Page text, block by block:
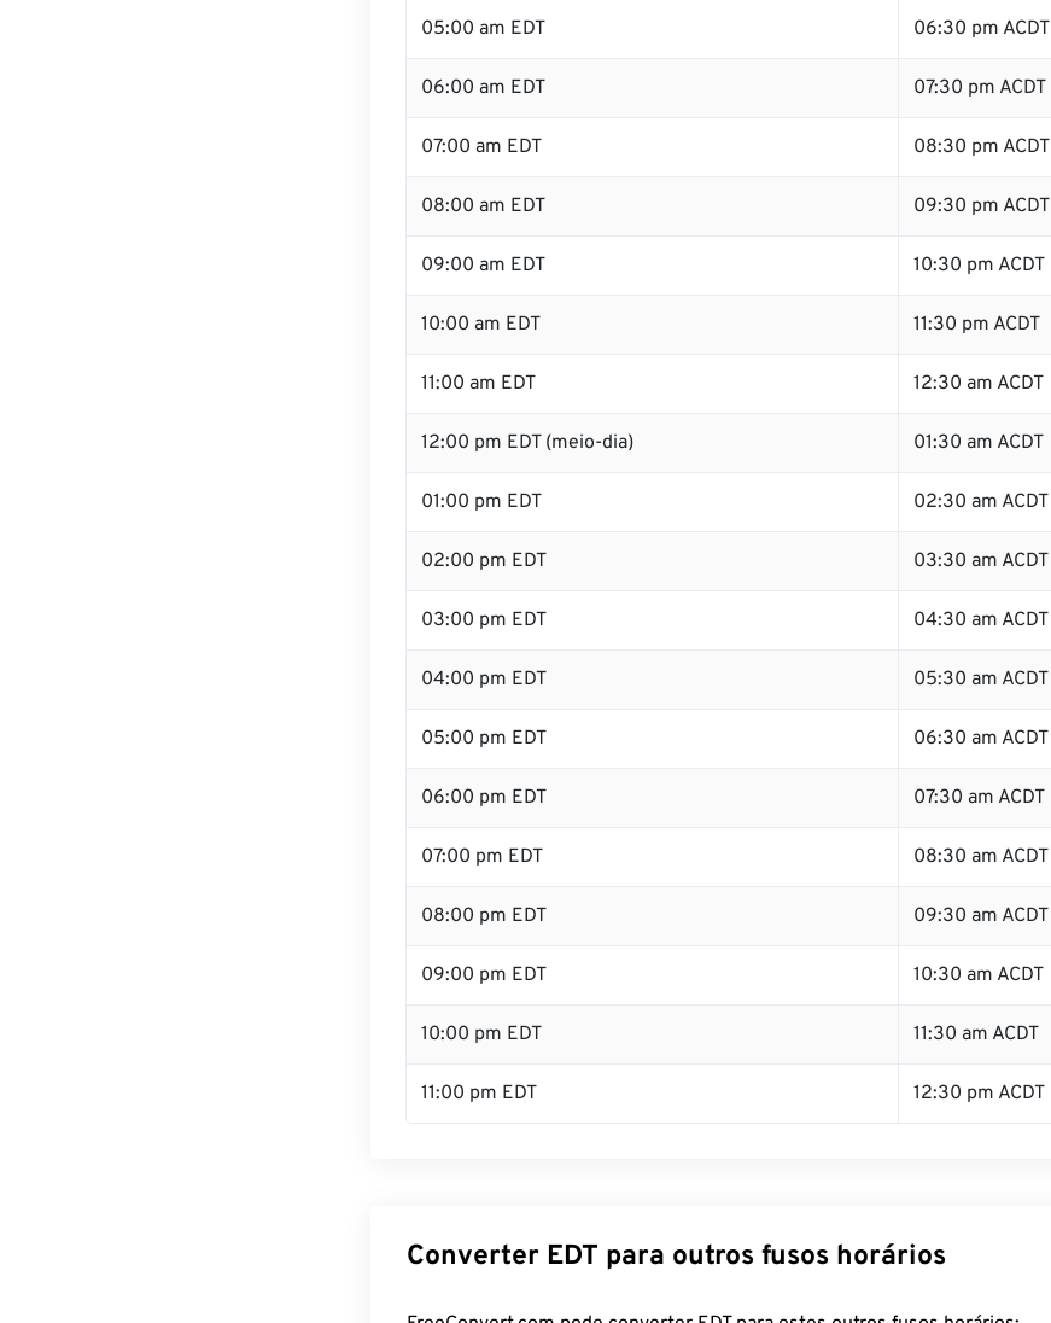
05:00 am EDT 06:30 pm ACDT
06:00 am EDT 07:30 pm ACDT
07:00 am EDT 08:30 pm ACDT
08:00 am EDT 09:30 pm ACDT
09:00 am EDT 10:30 pm ACDT
10:00 am EDT 11:30 pm ACDT
11:00 am EDT 12:30 am ACDT
12:00 pm EDT (meio-dia) 01:30 am ACDT
01:00 pm EDT 02:30 am ACDT
02:00 pm EDT 03:30 am ACDT
03:00 pm EDT 04:30 am ACDT
04:00 pm EDT 05:30 am ACDT
05:00 pm EDT 06:30 am ACDT
06:00 pm EDT 07:30 am ACDT
07:00 pm EDT 08:30 am ACDT
08:00 pm EDT 09:30 am ACDT
09:00 pm EDT 10:30 am ACDT
10:00 pm EDT 11:30 am ACDT
11:00 pm EDT 12:30 pm ACDT
Converter EDT para outros fusos horários